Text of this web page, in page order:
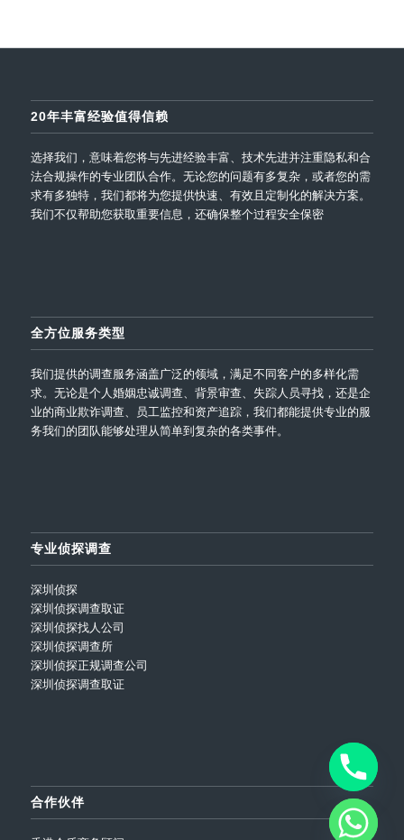
20年丰富经验值得信赖
选择我们，意味着您将与先进经验丰富、技术先进并注重隐私和合
法合规操作的专业团队合作。无论您的问题有多复杂，或者您的需
求有多独特，我们都将为您提供快速、有效且定制化的解决方案。
我们不仅帮助您获取重要信息，还确保整个过程安全保密
全方位服务类型
我们提供的调查服务涵盖广泛的领域，满足不同客户的多样化需
求。无论是个人婚姻忠诚调查、背景审查、失踪人员寻找，还是企
业的商业欺诈调查、员工监控和资产追踪，我们都能提供专业的服
务我们的团队能够处理从简单到复杂的各类事件。
专业侦探调查
深圳侦探
深圳侦探调查取证
深圳侦探找人公司
深圳侦探调查所
深圳侦探正规调查公司
深圳侦探调查取证
合作伙伴